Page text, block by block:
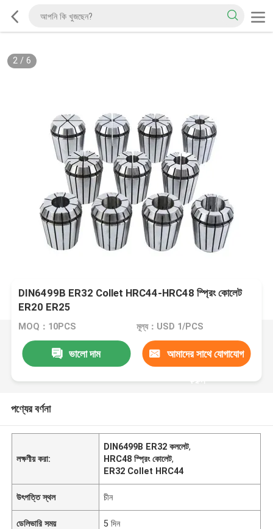
2/ 6
DIN6499B ER32 Collet HRC44-HRC48 স্প্রিং কোলেট
ER20 ER25
MOQ：10PCS মূল্য：USD 1/PCS
ভালো দাম আমাদের সাথে যোগাযোগ
করুন
পণ্যের বর্ণনা
লক্ষণীয় করা:
DIN6499B ER32 কললেট,
HRC48 স্প্রিং কোলেট,
ER32 Collet HRC44
উৎপত্তি স্থল চীন
ডেলিভারি সময় 5 দিন